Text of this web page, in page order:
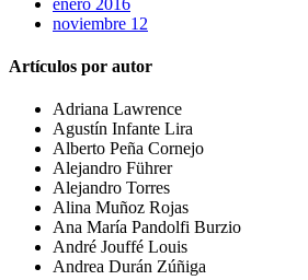
noviembre 12
Artículos por autor
Adriana Lawrence
Agustín Infante Lira
Alberto Peña Cornejo
Alejandro Führer
Alejandro Torres
Alina Muñoz Rojas
Ana María Pandolfi Burzio
André Jouffé Louis
Andrea Durán Zúñiga